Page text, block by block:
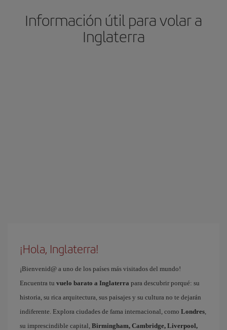
Información útil para volar a
Inglaterra
¡Hola, Inglaterra!
¡Bienvenid@ a uno de los países más visitados del mundo!
Encuentra tu vuelo barato a Inglaterra para descubrir porqué: su
historia, su rica arquitectura, sus paisajes y su cultura no te dejarán
indiferente. Explora ciudades de fama internacional, como Londres
su imprescindible capital, Birmingham, Cambridge, Liverpool,